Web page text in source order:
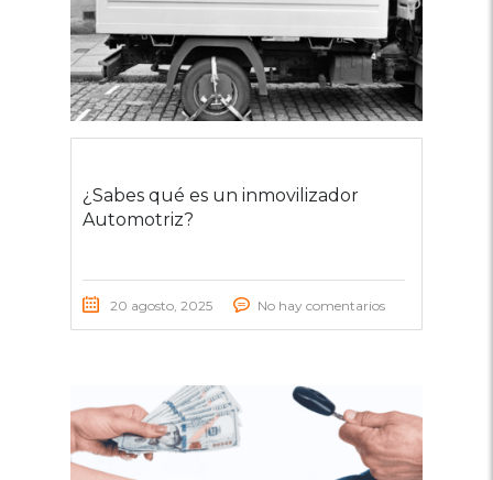
¿Sabes qué es un inmovilizador
Automotriz?
20 agosto, 2025 No hay comentarios